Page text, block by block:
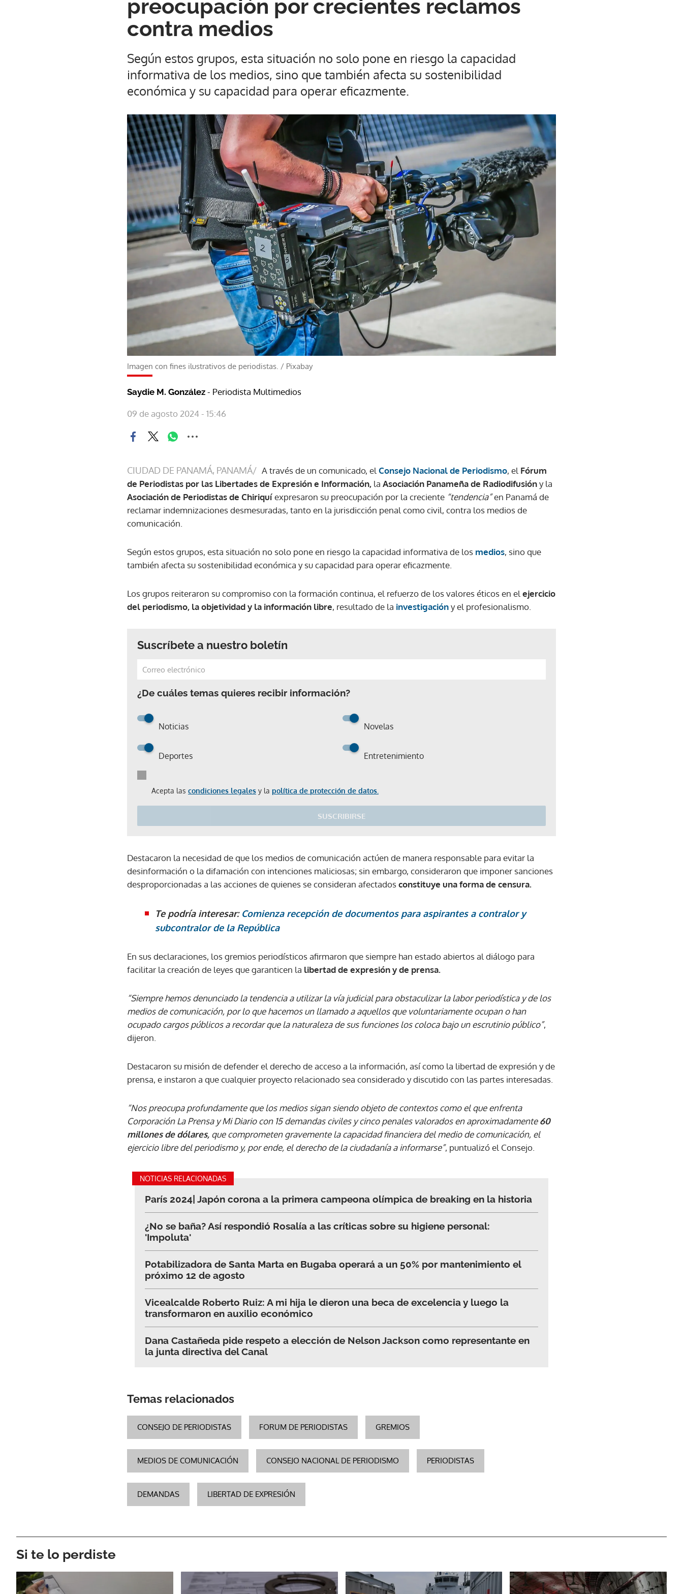
preocupación por crecientes reclamos
contra medios
Según estos grupos, esta situación no solo pone en riesgo la capacidad
informativa de los medios, sino que también afecta su sostenibilidad
económica y su capacidad para operar eficazmente.
Imagen con fines ilustrativos de periodistas. / Pixabay
Saydie M. González - Periodista Multimedios
09 de agosto 2024 - 15:46
CIUDAD DE PANAMÁ, PANAMÁ/ A través de un comunicado, el Consejo Nacional de Periodismo, el Fórum
de Periodistas por las Libertades de Expresión e Información, la Asociación Panameña de Radiodifusióny la
Asociación de Periodistas de Chiriquíexpresaron su preocupación por la creciente “tendencia”en Panamá de
reclamar indemnizaciones desmesuradas, tanto en la jurisdicción penal como civil, contra los medios de
comunicación.
Según estos grupos, esta situación no solo pone en riesgo la capacidad informativa de los medios, sino que
también afecta su sostenibilidad económica y su capacidad para operar eficazmente.
Los grupos reiteraron su compromiso con la formación continua, el refuerzo de los valores éticos en el ejercicio
del periodismo, la objetividad y la información libre, resultado de la investigacióny el profesionalismo.
Suscríbete a nuestro boletín
¿De cuáles temas quieres recibir información?
Noticias Novelas
Deportes Entretenimiento
Acepta las condiciones legales y la política de protección de datos.
SUSCRIBIRSE
Gracias por suscribirte a nuestro boletín.
Destacaron la necesidad de que los medios de comunicación actúen de manera responsable para evitar la
desinformación o la difamación con intenciones maliciosas; sin embargo, consideraron que imponer sanciones
desproporcionadas a las acciones de quienes se consideran afectadosconstituye una forma de censura.
Te podría interesar: Comienza recepción de documentos para aspirantes a contralor y
subcontralor de la República
En sus declaraciones, los gremios periodísticos afirmaron que siempre han estado abiertos al diálogo para
facilitar la creación de leyes que garanticen la libertad de expresión y de prensa.
“Siempre hemos denunciado la tendencia a utilizar la vía judicial para obstaculizar la labor periodística y de los
medios de comunicación, por lo que hacemos un llamado a aquellos que voluntariamente ocupan o han
ocupado cargos públicos a recordar que la naturaleza de sus funciones los coloca bajo un escrutinio público”,
dijeron.
Destacaron su misión de defender el derecho de acceso a la información, así como la libertad de expresión y de
prensa, e instaron a que cualquier proyecto relacionado sea considerado y discutido con las partes interesadas.
“Nos preocupa profundamente que los medios sigan siendo objeto de contextos como el que enfrenta
Corporación La Prensa y Mi Diario con 15 demandas civiles y cinco penales valorados en aproximadamente60
millones de dólares, que comprometen gravemente la capacidad financiera del medio de comunicación, el
ejercicio libre del periodismo y, por ende, el derecho de la ciudadanía a informarse”, puntualizó el Consejo.
NOTICIAS RELACIONADAS
París 2024| Japón corona a la primera campeona olímpica de breaking en la historia
¿No se baña? Así respondió Rosalía a las críticas sobre su higiene personal:
'Impoluta'
Potabilizadora de Santa Marta en Bugaba operará a un 50% por mantenimiento el
próximo 12 de agosto
Vicealcalde Roberto Ruiz: A mi hija le dieron una beca de excelencia y luego la
transformaron en auxilio económico
Dana Castañeda pide respeto a elección de Nelson Jackson como representante en
la junta directiva del Canal
Temas relacionados
CONSEJO DE PERIODISTAS FORUM DE PERIODISTAS GREMIOS
MEDIOS DE COMUNICACIÓN CONSEJO NACIONAL DE PERIODISMO PERIODISTAS
DEMANDAS LIBERTAD DE EXPRESIÓN
Si te lo perdiste